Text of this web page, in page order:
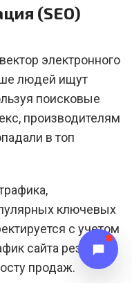
(SEO)
электронного
людей ищут
поисковые
производителям
в топ
ключевых
с учетом
сайта резко
продаж.